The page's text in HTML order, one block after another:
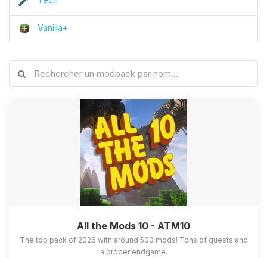
Vanilla+
All the Mods 10 - ATM10
The top pack of 2026 with around 500 mods! Tons of quests and
a proper endgame.